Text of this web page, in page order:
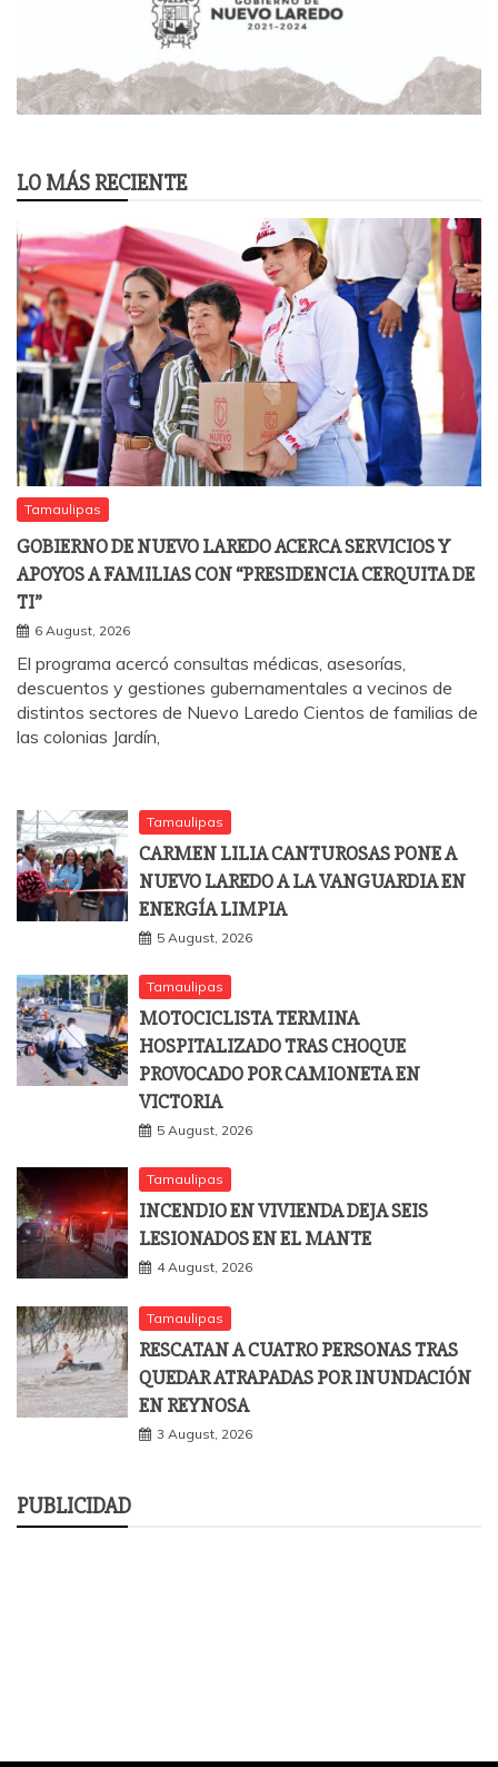
LO MÁS RECIENTE
Tamaulipas
GOBIERNO DE NUEVO LAREDO ACERCA SERVICIOS Y
APOYOS A FAMILIAS CON “PRESIDENCIA CERQUITA DE
TI”
6 August, 2026
El programa acercó consultas médicas, asesorías,
descuentos y gestiones gubernamentales a vecinos de
distintos sectores de Nuevo Laredo Cientos de familias de
las colonias Jardín,
Tamaulipas
CARMEN LILIA CANTUROSAS PONE A
NUEVO LAREDO A LA VANGUARDIA EN
ENERGÍA LIMPIA
5 August, 2026
Tamaulipas
MOTOCICLISTA TERMINA
HOSPITALIZADO TRAS CHOQUE
PROVOCADO POR CAMIONETA EN
VICTORIA
5 August, 2026
Tamaulipas
INCENDIO EN VIVIENDA DEJA SEIS
LESIONADOS EN EL MANTE
4 August, 2026
Tamaulipas
RESCATAN A CUATRO PERSONAS TRAS
QUEDAR ATRAPADAS POR INUNDACIÓN
EN REYNOSA
3 August, 2026
PUBLICIDAD